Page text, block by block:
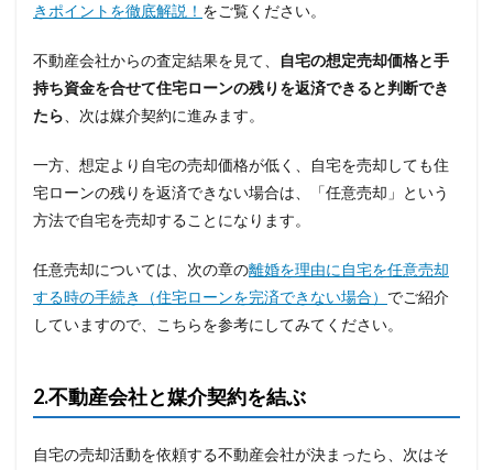
きポイントを徹底解説！ をご覧ください。
不動産会社からの査定結果を見て、
自宅の想定売却価格と手
持ち資金を合せて住宅ローンの残りを返済できると判断でき
たら 、次は媒介契約に進みます。
一方、想定より自宅の売却価格が低く、自宅を売却しても住
宅ローンの残りを返済できない場合は、「任意売却」という
方法で自宅を売却することになります。
任意売却については、次の章の離婚を理由に自宅を任意売却
する時の手続き（住宅ローンを完済できない場合） でご紹介
していますので、こちらを参考にしてみてください。
2.不動産会社と媒介契約を結ぶ
自宅の売却活動を依頼する不動産会社が決まったら、次はそ